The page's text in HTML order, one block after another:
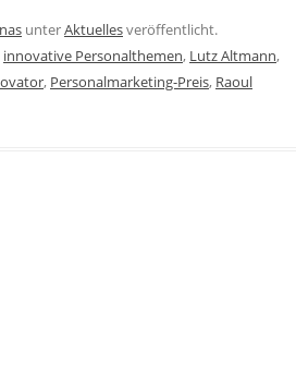
unterAktuellesveröffentlicht.
innovative Personalthemen, Lutz Altmann,
, Personalmarketing-Preis, Raoul